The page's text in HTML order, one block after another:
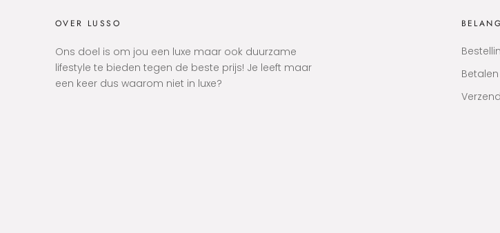
OVER LUSSO
Ons doel is om jou een luxe maar ook duurzame
lifestyle te bieden tegen de beste prijs! Je leeft maar
een keer dus waarom niet in luxe?
Betalen